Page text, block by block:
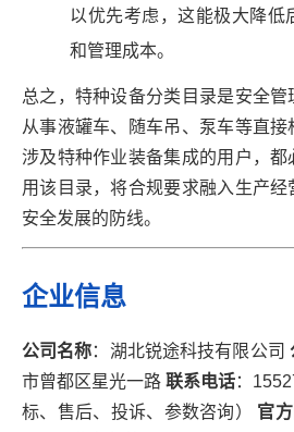
以优先考虑，这能极大降低
和管理成本。
总之，特种设备分类目录是安全
从事液罐车、随车吊、泵车等直
涉及特种作业装备集成的用户，
用该目录，将合规要求融入生产
安全发展的防线。
企业信息
公司名称：湖北锐途科技有限公司
市曾都区星光一路 联系电话：
标、售后、投诉、参数咨询） 官